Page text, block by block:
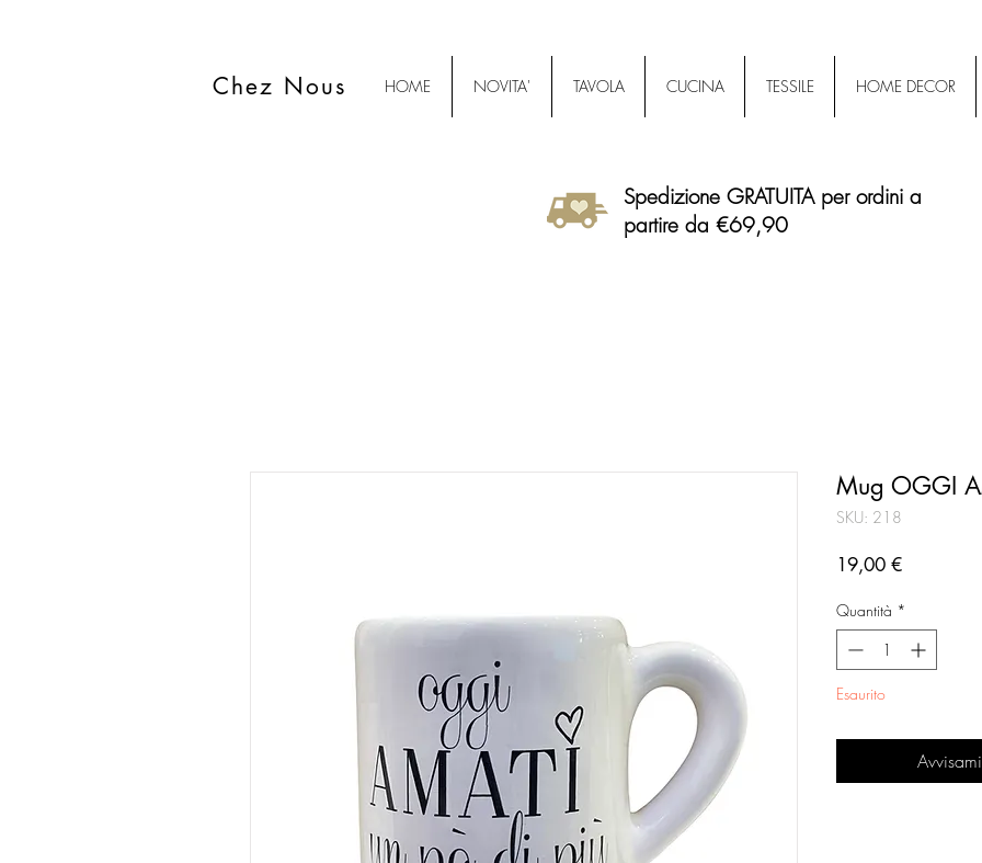
HOME NOVITA' TAVOLA CUCINA TESSILE HOME DECOR
Chez Nous
Spedizione GRATUITA per ordini a
partire da €69,90
Mug OGGI
SKU: 218
19,00 €Prezzo
Quantità *
Esaurito